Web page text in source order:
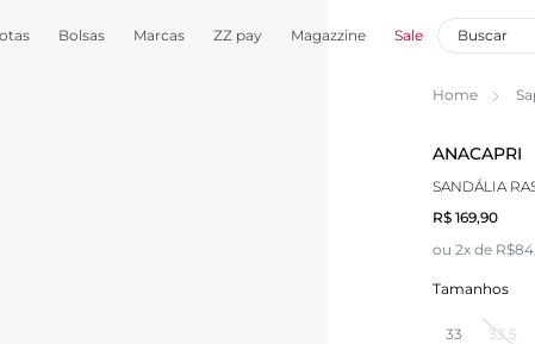
Bolsas Marcas ZZ pay Magazzine Sale
Home
ANACAPRI
SANDÁLIA
R$ 169,90
ou 2x de
Tamanhos
33 33.5